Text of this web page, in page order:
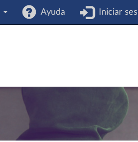
Ayuda Iniciar